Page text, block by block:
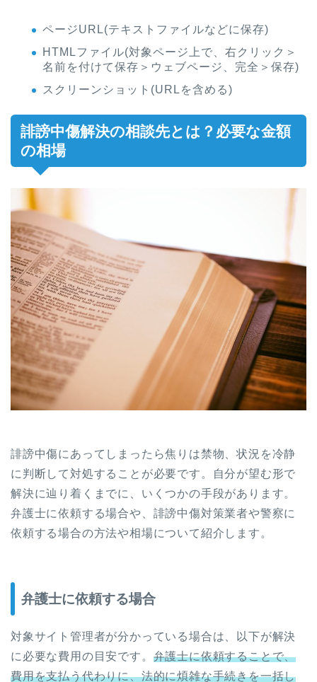
ページURL(テキストファイルなどに保存)
HTMLファイル(対象ページ上で、右クリック＞
名前を付けて保存＞ウェブページ、完全＞保存)
スクリーンショット(URLを含める)
誹謗中傷解決の相談先とは？必要な金額
の相場
誹謗中傷にあってしまったら焦りは禁物、状況を冷静
に判断して対処することが必要です。自分が望む形で
解決に辿り着くまでに、いくつかの手段があります。
弁護士に依頼する場合や、誹謗中傷対策業者や警察に
依頼する場合の方法や相場について紹介します。
弁護士に依頼する場合
対象サイト管理者が分かっている場合は、以下が解決
に必要な費用の目安です。 弁護士に依頼することで、
費用を支払う代わりに、法的に煩雑な手続きを一括し